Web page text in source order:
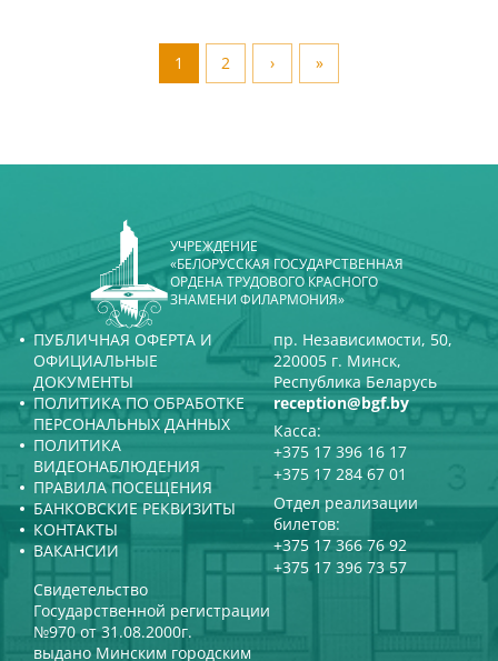
1 2 › »
УЧРЕЖДЕНИЕ
«БЕЛОРУССКАЯ ГОСУДАРСТВЕННАЯ
ОРДЕНА ТРУДОВОГО КРАСНОГО
ЗНАМЕНИ ФИЛАРМОНИЯ»
ПУБЛИЧНАЯ ОФЕРТА И
ОФИЦИАЛЬНЫЕ
ДОКУМЕНТЫ
ПОЛИТИКА ПО ОБРАБОТКЕ
ПЕРСОНАЛЬНЫХ ДАННЫХ
ПОЛИТИКА
ВИДЕОНАБЛЮДЕНИЯ
ПРАВИЛА ПОСЕЩЕНИЯ
БАНКОВСКИЕ РЕКВИЗИТЫ
КОНТАКТЫ
ВАКАНСИИ
пр. Независимости, 50,
220005 г. Минск,
Республика Беларусь
reception@bgf.by
Касса:
+375 17 396 16 17
+375 17 284 67 01
Отдел реализации
билетов:
+375 17 366 76 92
+375 17 396 73 57
Свидетельство
Государственной регистрации
№970 от 31.08.2000г.
выдано Минским городским